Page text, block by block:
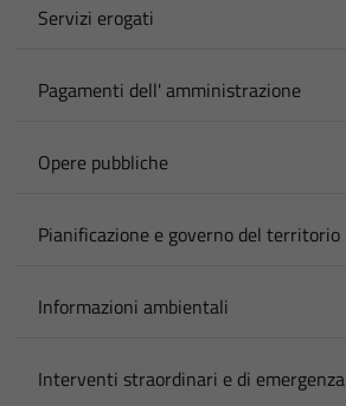
Servizi erogati
Pagamenti dell' amministrazione
Opere pubbliche
Pianificazione e governo del territorio
Informazioni ambientali
Interventi straordinari e di emergenza